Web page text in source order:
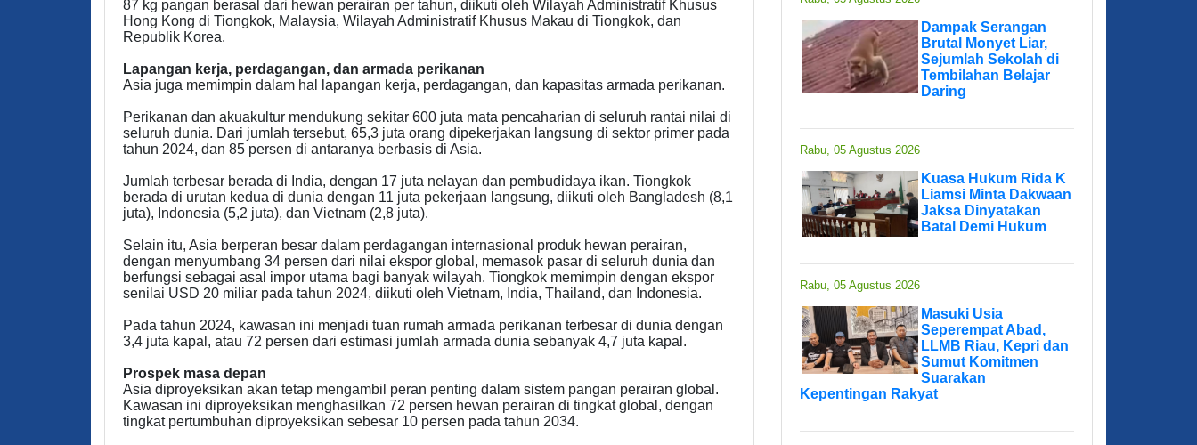
87 kg pangan berasal dari hewan perairan per tahun, diikuti oleh Wilayah Administratif Khusus
Hong Kong di Tiongkok, Malaysia, Wilayah Administratif Khusus Makau di Tiongkok, dan
Republik Korea.
Lapangan kerja, perdagangan, dan armada perikanan
Asia juga memimpin dalam hal lapangan kerja, perdagangan, dan kapasitas armada perikanan.
Perikanan dan akuakultur mendukung sekitar 600 juta mata pencaharian di seluruh rantai nilai di
seluruh dunia. Dari jumlah tersebut, 65,3 juta orang dipekerjakan langsung di sektor primer pada
tahun 2024, dan 85 persen di antaranya berbasis di Asia.
Jumlah terbesar berada di India, dengan 17 juta nelayan dan pembudidaya ikan. Tiongkok
berada di urutan kedua di dunia dengan 11 juta pekerjaan langsung, diikuti oleh Bangladesh (8,1
juta), Indonesia (5,2 juta), dan Vietnam (2,8 juta).
Selain itu, Asia berperan besar dalam perdagangan internasional produk hewan perairan,
dengan menyumbang 34 persen dari nilai ekspor global, memasok pasar di seluruh dunia dan
berfungsi sebagai asal impor utama bagi banyak wilayah. Tiongkok memimpin dengan ekspor
senilai USD 20 miliar pada tahun 2024, diikuti oleh Vietnam, India, Thailand, dan Indonesia.
Pada tahun 2024, kawasan ini menjadi tuan rumah armada perikanan terbesar di dunia dengan
3,4 juta kapal, atau 72 persen dari estimasi jumlah armada dunia sebanyak 4,7 juta kapal.
Prospek masa depan
Asia diproyeksikan akan tetap mengambil peran penting dalam sistem pangan perairan global.
Kawasan ini diproyeksikan menghasilkan 72 persen hewan perairan di tingkat global, dengan
tingkat pertumbuhan diproyeksikan sebesar 10 persen pada tahun 2034.
Dampak Serangan
Brutal Monyet Liar,
Sejumlah Sekolah di
Tembilahan Belajar
Daring
Rabu, 05 Agustus 2026
Kuasa Hukum Rida K
Liamsi Minta Dakwaan
Jaksa Dinyatakan
Batal Demi Hukum
Rabu, 05 Agustus 2026
Masuki Usia
Seperempat Abad,
LLMB Riau, Kepri dan
Sumut Komitmen
Suarakan
Kepentingan Rakyat